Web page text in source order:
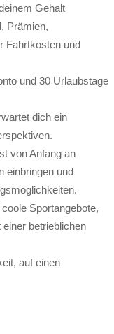
Gehalt
Prämien,
Fahrtkosten und
und 30 Urlaubstage
dich ein
von Anfang an
einbringen und
Sportangebote,
betrieblichen
auf einen